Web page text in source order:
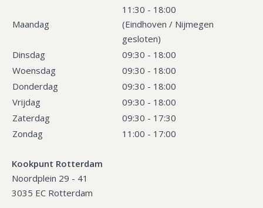
Maandag
11:30 - 18:00
(Eindhoven / Nijmegen
gesloten)
Dinsdag
09:30 - 18:00
Woensdag
09:30 - 18:00
Donderdag
09:30 - 18:00
Vrijdag
09:30 - 18:00
Zaterdag
09:30 - 17:30
Zondag
11:00 - 17:00
Kookpunt Rotterdam
Noordplein 29 - 41
3035 EC Rotterdam